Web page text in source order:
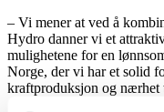
– Vi mener at ved å
Hydro danner vi et
mulighetene for en
Norge, der vi har et solid
kraftproduksjon og nærhet